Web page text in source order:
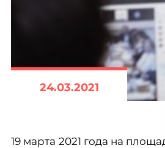
24.03.2021
19 марта 2021 года на